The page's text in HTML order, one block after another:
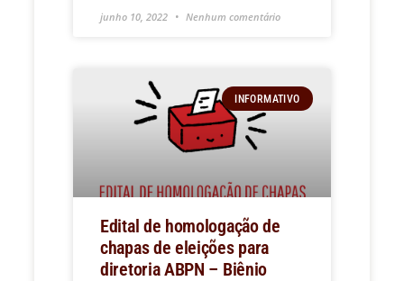
junho 10, 2022 Nenhum comentário
INFORMATIVO
Edital de homologação de
chapas de eleições para
diretoria ABPN – Biênio